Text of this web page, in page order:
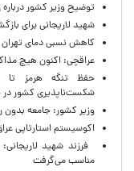
توضیح وزیر کشور درباره
شهید لاریجانی برای
کاهش نسبی دمای تهران
عراقچی: اکنون هیچ
حفظ تنگه هرمز تا
شکست‌ناپذیری کشور در
وزیر کشور: جامعه بدون
اکوسیستم استارتاپی
فرزند شهید
مناسب می‌گرفت